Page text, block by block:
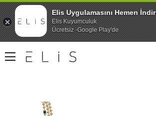
Elis Uygulamasını Hemen İndir
Elis Kuyumculuk
Ücretsiz -Google Play'de